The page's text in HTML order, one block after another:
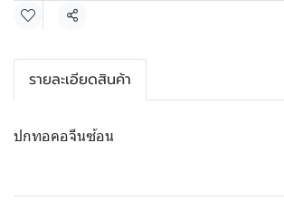
แชร์
รายละเอียดสินค้า
ปกทอคอจีนซ้อน